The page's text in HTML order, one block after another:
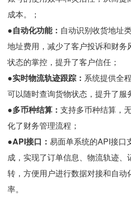
成本。；
●自动化功能： 自动识别收货地址
地址费用，减少了客户投诉和财务
状态的掌控，提升了客户信任；
●实时物流轨迹跟踪： 系统提供全
可以随时查询货物状态，提升了服
●多币种结算： 支持多币种结算，
化了财务管理流程；
●API接口： 易面单系统的API接口
成，实现了订单信息、物流轨迹
转，方便用户进行数据对接和自动
率。